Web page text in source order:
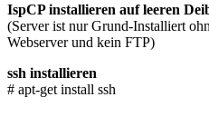
IspCP installieren auf leeren
(Server ist nur Grund-Installiert
Webserver und kein FTP)
ssh installieren
# apt-get install ssh